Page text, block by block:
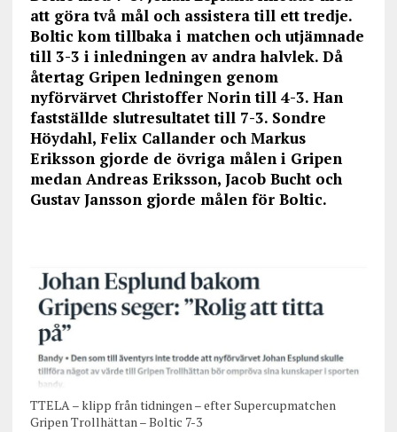
att göra två mål och assistera till ett tredje.
Boltic kom tillbaka i matchen och utjämnade
till 3-3 i inledningen av andra halvlek. Då
återtag Gripen ledningen genom
nyförvärvet Christoffer Norin till 4-3. Han
fastställde slutresultatet till 7-3. Sondre
Höydahl, Felix Callander och Markus
Eriksson gjorde de övriga målen i Gripen
medan Andreas Eriksson, Jacob Bucht och
Gustav Jansson gjorde målen för Boltic.
TTELA – klipp från tidningen – efter Supercupmatchen
Gripen Trollhättan – Boltic 7-3